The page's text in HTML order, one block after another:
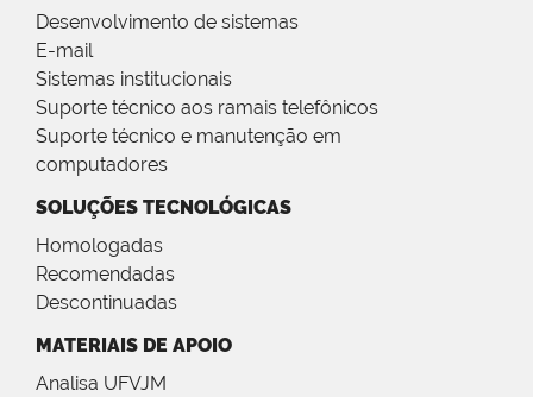
Desenvolvimento de sistemas
E-mail
Sistemas institucionais
Suporte técnico aos ramais telefônicos
Suporte técnico e manutenção em
computadores
SOLUÇÕES TECNOLÓGICAS
Homologadas
Recomendadas
Descontinuadas
MATERIAIS DE APOIO
Analisa UFVJM